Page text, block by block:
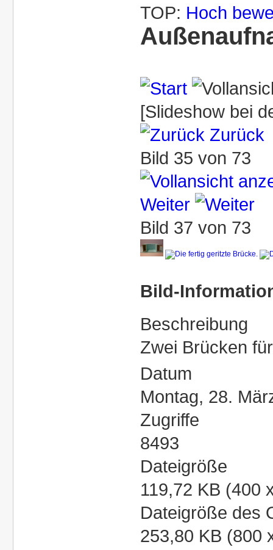
TOP: Hoch
[Slideshow bei
Zurück
Bild 35 von 73
Weiter
Bild 37 von 73
Bild-
Beschreibung
Zwei Brücken
Datum
Montag, 28.
Zugriffe
8493
Dateigröße
119,72 KB (400
Dateigröße des
253,80 KB (800